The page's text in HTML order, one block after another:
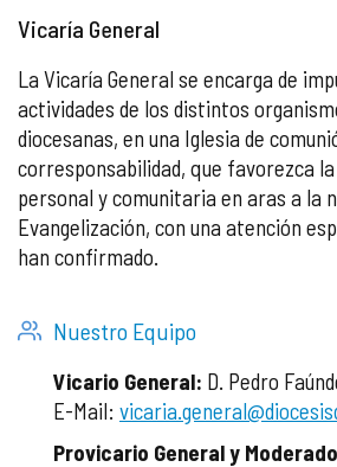
Vicaría General
La Vicaría General se encarga de
actividades de los distintos
diocesanas, en una Iglesia de
corresponsabilidad, que favorezca
personal y comunitaria en aras a la
Evangelización, con una atención
han confirmado.
Nuestro Equipo
Vicario General: D. Pedro
E-Mail:
Provicario General y